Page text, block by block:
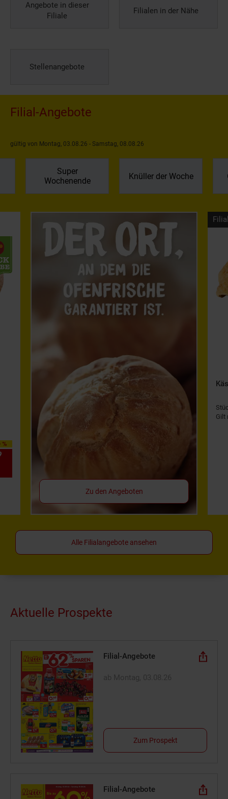
Angebote in dieser
Filiale
Filialen in der Nähe
Stellenangebote
Filial-Angebote
gültig von Montag, 03.08.26 - Samstag, 08.08.26
Super
Wochenende
Knüller der Woche
%
Zu den Angeboten
Gilt
Alle Filialangebote ansehen
Aktuelle Prospekte
Filial-Angebote
Zum Prospekt
Filial-Angebote